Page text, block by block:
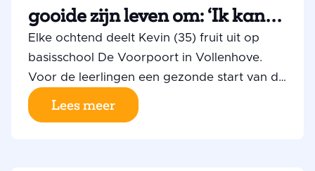
gooide zijn leven om: ‘Ik kan
weer iets positiefs betekenen’
Elke ochtend deelt Kevin (35) fruit uit op
basisschool De Voorpoort in Vollenhove.
Voor de leerlingen een gezonde start van de
schooldag; voor Kevin hét bewijs dat zijn
leven er weer toe doet. Na een zware
Lees meer